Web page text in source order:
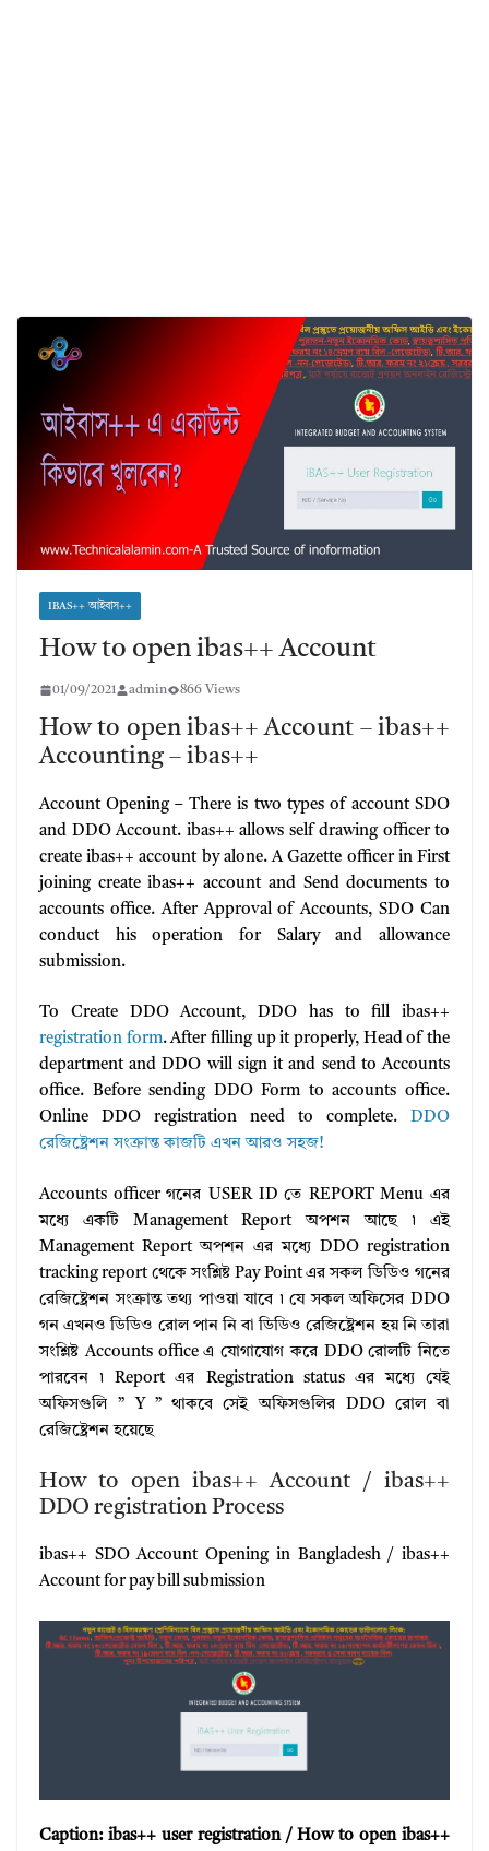
IBAS++ আইবাস++
How to open ibas++ Account
01/09/2021 admin 866 Views
How to open ibas++ Account – ibas++
Accounting – ibas++
Account Opening – There is two types of account SDO
and DDO Account. ibas++ allows self drawing officer to
create ibas++ account by alone. A Gazette officer in First
joining create ibas++ account and Send documents to
accounts office. After Approval of Accounts, SDO Can
conduct his operation for Salary and allowance
submission.
To Create DDO Account, DDO has to fill ibas++
registration form. After filling up it properly, Head of the
department and DDO will sign it and send to Accounts
office. Before sending DDO Form to accounts office.
Online DDO registration need to complete. DDO
রেজিষ্ট্রেশন সংক্রান্ত কাজটি এখন আরও সহজ!
Accounts officer গনের USER ID তে REPORT Menu এর
মধ্যে একটি Management Report অপশন আছে ৷ এই
Management Report অপশন এর মধ্যে DDO registration
tracking report থেকে সংশ্লিষ্ট Pay Point এর সকল ডিডিও গনের
রেজিষ্ট্রেশন সংক্রান্ত তথ্য পাওয়া যাবে ৷ যে সকল অফিসের DDO
গন এখনও ডিডিও রোল পান নি বা ডিডিও রেজিষ্ট্রেশন হয় নি তারা
সংশ্লিষ্ট Accounts office এ যোগাযোগ করে DDO রোলটি নিতে
পারবেন ৷ Report এর Registration status এর মধ্যে যেই
অফিসগুলি ” Y ” থাকবে সেই অফিসগুলির DDO রোল বা
রেজিষ্ট্রেশন হয়েছে
How to open ibas++ Account / ibas++
DDO registration Process
ibas++ SDO Account Opening in Bangladesh / ibas++
Account for pay bill submission
Caption: ibas++ user registration / How to open ibas++